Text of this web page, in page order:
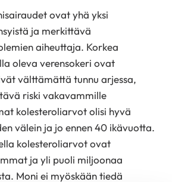
ovat yhä yksi
ja merkittävä
aiheuttaja. Korkea
oleva verensokeri ovat
välttämättä tunnu arjessa,
riski vakavammille
kolesteroliarvot olisi hyvä
välein ja jo ennen 40 ikävuotta.
kolesteroliarvot ovat
ja yli puoli miljoonaa
Moni ei myöskään tiedä